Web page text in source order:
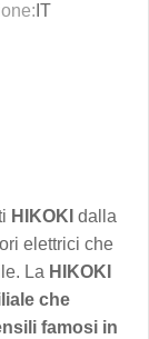
IT
HIKOKI dalla
elettrici che
La HIKOKI
che
famosi in